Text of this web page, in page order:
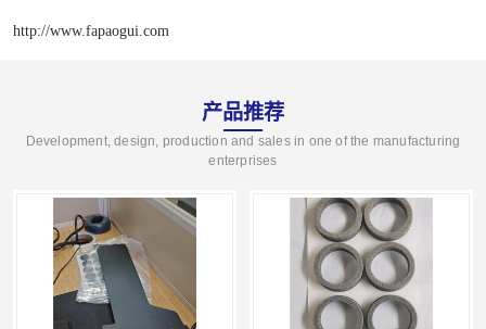
http://www.fapaogui.com
产品推荐
Development, design, production and sales in one of the manufacturing
enterprises